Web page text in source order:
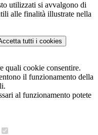
utilizzati si avvalgono di
alle finalità illustrate nella
tutti i cookies
quali cookie consentire.
il funzionamento della
al funzionamento potete